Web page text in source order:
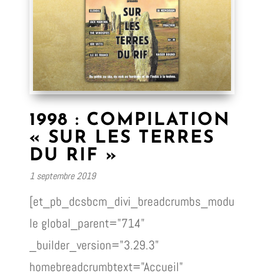
1998 : COMPILATION
« SUR LES TERRES
DU RIF »
1 septembre 2019
[et_pb_dcsbcm_divi_breadcrumbs_modu
le global_parent="714"
_builder_version="3.29.3"
homebreadcrumbtext="Accueil"